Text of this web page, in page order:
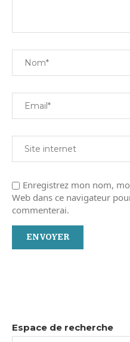
Enregistrez mon nom,
Web dans ce navigateur
commenterai.
Espace de recherche